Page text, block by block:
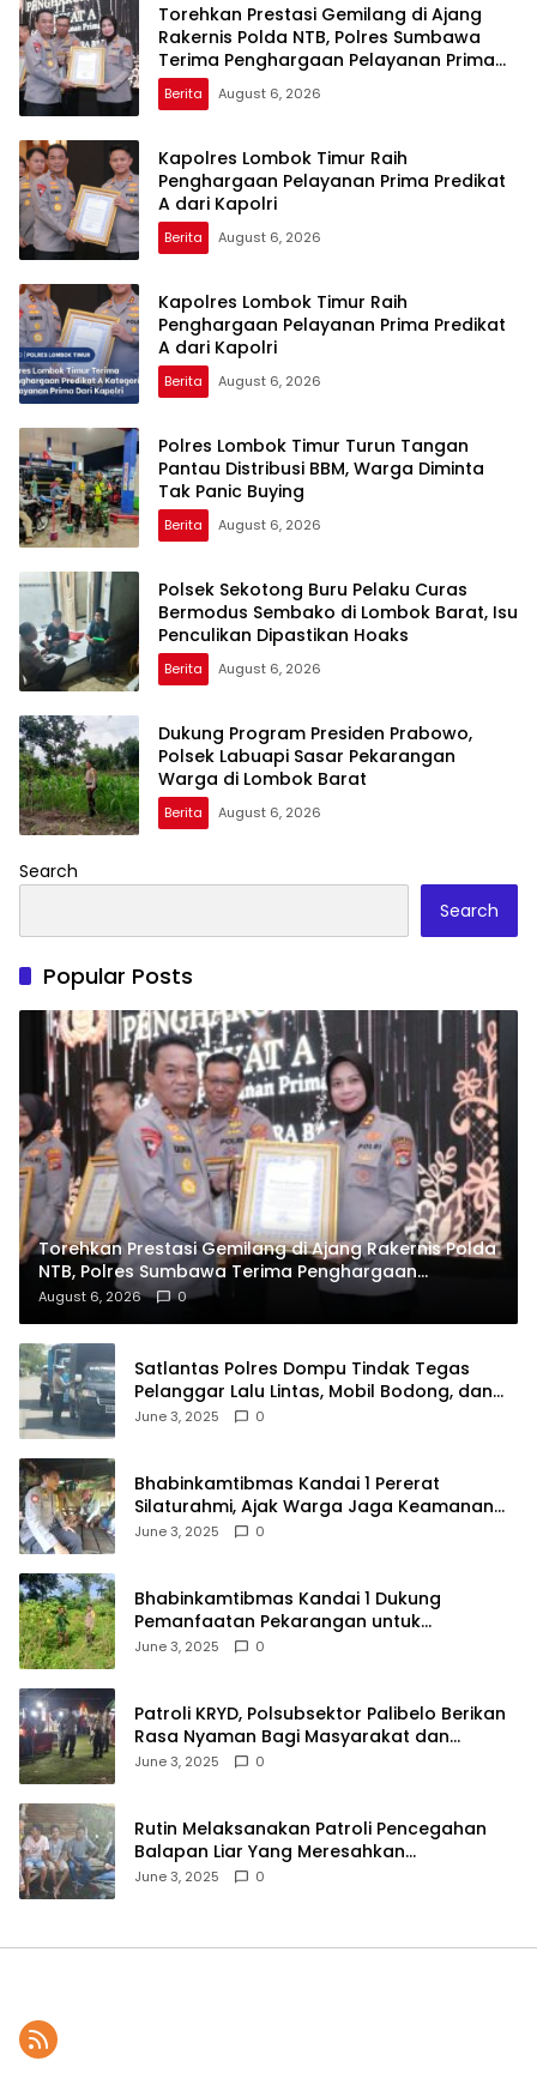
Torehkan Prestasi Gemilang di Ajang
Rakernis Polda NTB, Polres Sumbawa
Terima Penghargaan Pelayanan Prima
Kapolri
Berita August 6, 2026
Kapolres Lombok Timur Raih
Penghargaan Pelayanan Prima Predikat
A dari Kapolri
Berita August 6, 2026
Kapolres Lombok Timur Raih
Penghargaan Pelayanan Prima Predikat
A dari Kapolri
Berita August 6, 2026
Polres Lombok Timur Turun Tangan
Pantau Distribusi BBM, Warga Diminta
Tak Panic Buying
Berita August 6, 2026
Polsek Sekotong Buru Pelaku Curas
Bermodus Sembako di Lombok Barat, Isu
Penculikan Dipastikan Hoaks
Berita August 6, 2026
Dukung Program Presiden Prabowo,
Polsek Labuapi Sasar Pekarangan
Warga di Lombok Barat
Berita August 6, 2026
Search
Search
Popular Posts
Torehkan Prestasi Gemilang di Ajang Rakernis Polda
NTB, Polres Sumbawa Terima Penghargaan
Pelayanan Prima Kapolri
August 6, 2026 0
Satlantas Polres Dompu Tindak Tegas
Pelanggar Lalu Lintas, Mobil Bodong, dan
Kendaraan Tak Bayar Pajak
June 3, 2025 0
Bhabinkamtibmas Kandai 1 Pererat
Silaturahmi, Ajak Warga Jaga Keamanan
Lingkungan
June 3, 2025 0
Bhabinkamtibmas Kandai 1 Dukung
Pemanfaatan Pekarangan untuk
Ketahanan Pangan Menuju Indonesia Emas
June 3, 2025 0
Patroli KRYD, Polsubsektor Palibelo Berikan
Rasa Nyaman Bagi Masyarakat dan
Antisipasi Aksi Menjurus Premanisme
June 3, 2025 0
Rutin Melaksanakan Patroli Pencegahan
Balapan Liar Yang Meresahkan
Masyarakat, Polsek Soromandi
June 3, 2025 0